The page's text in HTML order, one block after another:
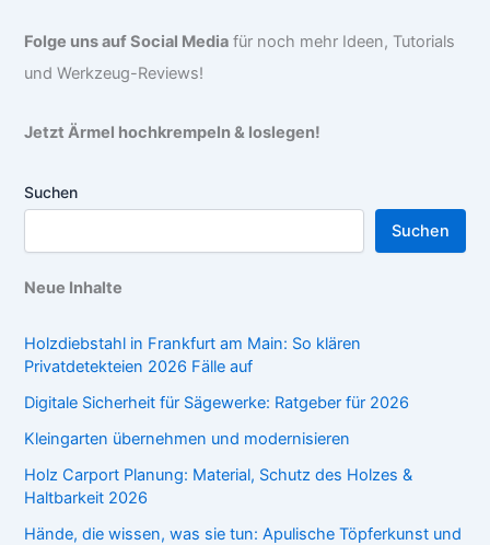
Folge uns auf Social Media für noch mehr Ideen, Tutorials
und Werkzeug-Reviews!
Jetzt Ärmel hochkrempeln & loslegen!
Suchen
Suchen
Neue Inhalte
Holzdiebstahl in Frankfurt am Main: So klären
Privatdetekteien 2026 Fälle auf
Digitale Sicherheit für Sägewerke: Ratgeber für 2026
Kleingarten übernehmen und modernisieren
Holz Carport Planung: Material, Schutz des Holzes &
Haltbarkeit 2026
Hände, die wissen, was sie tun: Apulische Töpferkunst und